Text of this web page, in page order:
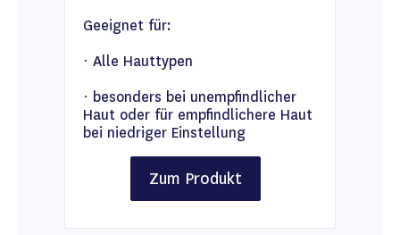
Geeignet für:
· Alle Hauttypen
· besonders bei unempfindlicher
Haut oder für empfindlichere Haut
bei niedriger Einstellung
Zum Produkt